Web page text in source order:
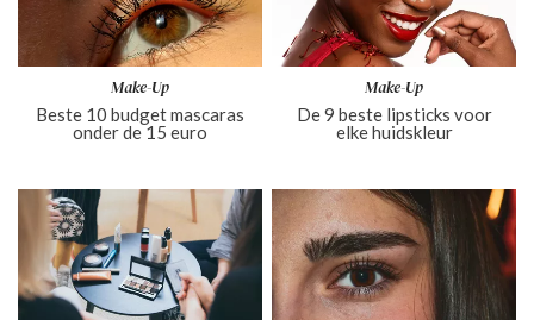
Make-Up
Beste 10 budget mascaras
onder de 15 euro
Make-Up
De 9 beste lipsticks voor
elke huidskleur